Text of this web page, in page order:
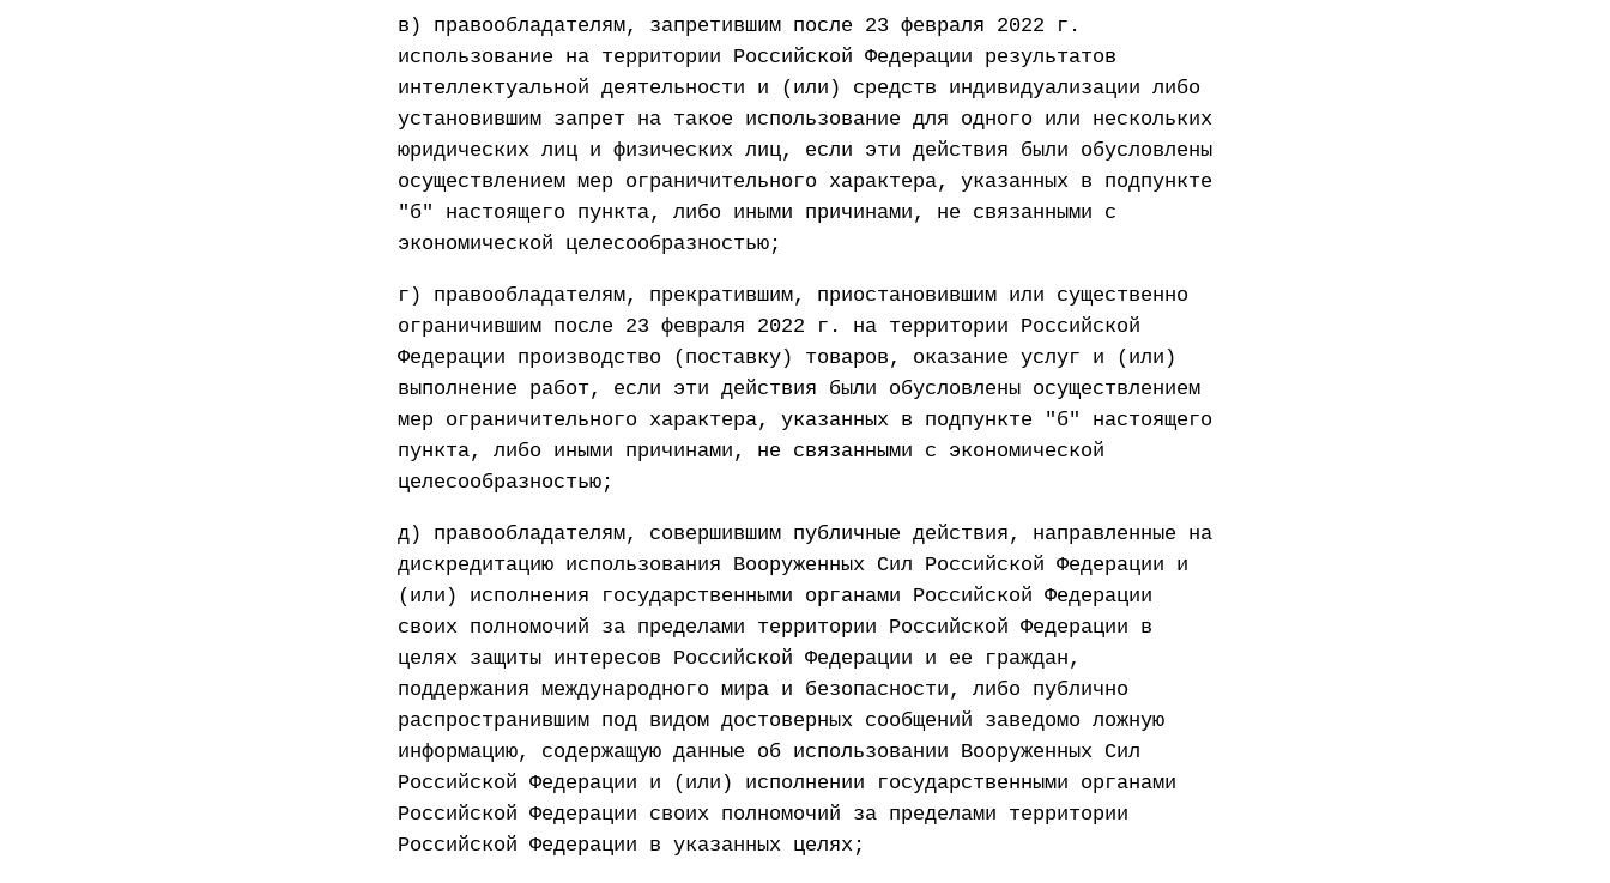
в) правообладателям, запретившим после 23 февраля 2022 г.
использование на территории Российской Федерации результатов
интеллектуальной деятельности и (или) средств индивидуализации либо
установившим запрет на такое использование для одного или нескольких
юридических лиц и физических лиц, если эти действия были обусловлены
осуществлением мер ограничительного характера, указанных в подпункте
"б" настоящего пункта, либо иными причинами, не связанными с
экономической целесообразностью;
г) правообладателям, прекратившим, приостановившим или существенно
ограничившим после 23 февраля 2022 г. на территории Российской
Федерации производство (поставку) товаров, оказание услуг и (или)
выполнение работ, если эти действия были обусловлены осуществлением
мер ограничительного характера, указанных в подпункте "б" настоящего
пункта, либо иными причинами, не связанными с экономической
целесообразностью;
д) правообладателям, совершившим публичные действия, направленные на
дискредитацию использования Вооруженных Сил Российской Федерации и
(или) исполнения государственными органами Российской Федерации
своих полномочий за пределами территории Российской Федерации в
целях защиты интересов Российской Федерации и ее граждан,
поддержания международного мира и безопасности, либо публично
распространившим под видом достоверных сообщений заведомо ложную
информацию, содержащую данные об использовании Вооруженных Сил
Российской Федерации и (или) исполнении государственными органами
Российской Федерации своих полномочий за пределами территории
Российской Федерации в указанных целях;